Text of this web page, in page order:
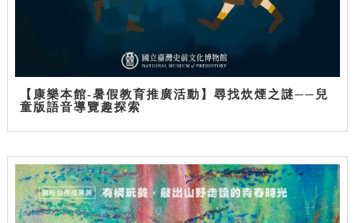
【康樂本館-暑假教育推廣活動】尋找炊煙之謎──兒
童版語音導覽趣探索